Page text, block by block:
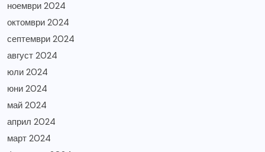
ноември 2024
октомври 2024
септември 2024
август 2024
юли 2024
юни 2024
май 2024
април 2024
март 2024